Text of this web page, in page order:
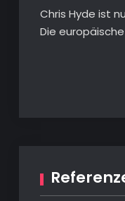
Chris Hyde ist
Die